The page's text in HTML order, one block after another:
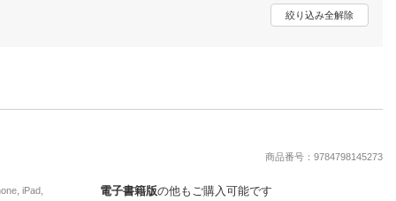
動画配信ガイド
推し楽
絞り込み全解除
商品番号：9784798145273
iPad,
電子書籍版の他もご購入可能です